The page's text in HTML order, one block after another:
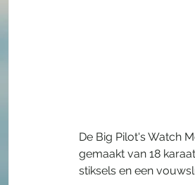
De Big Pilot's Watch
gemaakt van 18
stiksels en een